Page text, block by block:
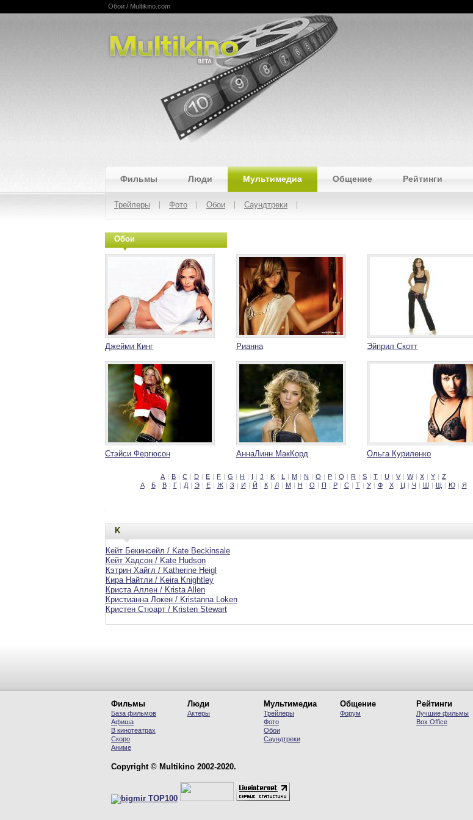
Multikino
Обои / Multikino.com
Фильмы Люди Мультимедиа Общение Рейтинги
Трейлеры Фото Обои Саундтреки
Обои
Джейми Кинг Рианна Эйприл Скотт
Стэйси Фергюсон АннаЛинн МакКорд Ольга Куриленко
A | B | C | D | E | F | G | H | I | J | K | L | M | N | O | P | Q | R | S | T | U | V | W | X | Y | Z
А | Б | В | Г | Д | Э | Е | Ж | З | И | Й | К | Л | М | Н | О | П | Р | С | Т | У | Ф | Х | Ц | Ч | Ш | Щ | Ю | Я
K
Кейт Бекинсейл / Kate Beckinsale
Кейт Хадсон / Kate Hudson
Кэтрин Хайгл / Katherine Heigl
Кира Найтли / Keira Knightley
Криста Аллен / Krista Allen
Кристианна Локен / Kristanna Loken
Кристен Стюарт / Kristen Stewart
Фильмы
База фильмов
Афиша
В кинотеатрах
Скоро
Аниме
Люди
Актеры
Мультимедиа
Трейлеры
Фото
Обои
Саундтреки
Общение
Форум
Рейтинги
Лучшие фильмы
Вох Office
Copyright © Multikino 2002-2020.